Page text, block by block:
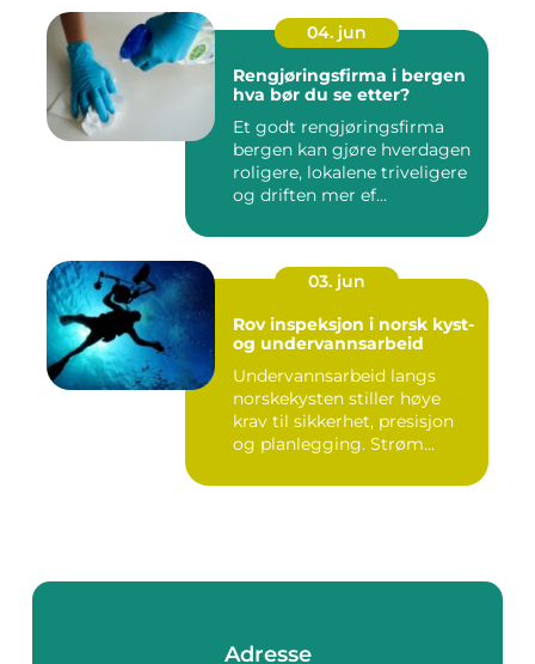
04. jun
Rengjøringsfirma i bergen
hva bør du se etter?
Et godt rengjøringsfirma
bergen kan gjøre hverdagen
roligere, lokalene triveligere
og driften mer ef...
03. jun
Rov inspeksjon i norsk kyst-
og undervannsarbeid
Undervannsarbeid langs
norskekysten stiller høye
krav til sikkerhet, presisjon
og planlegging. Strøm...
Adresse